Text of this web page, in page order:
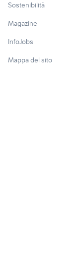
Sostenibilità
Magazine
InfoJobs
Mappa del sito